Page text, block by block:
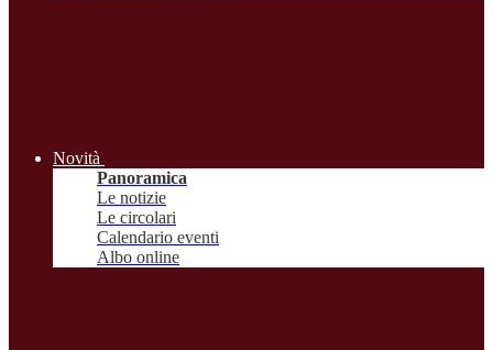
Novità
Panoramica
Le notizie
Le circolari
Calendario eventi
Albo online